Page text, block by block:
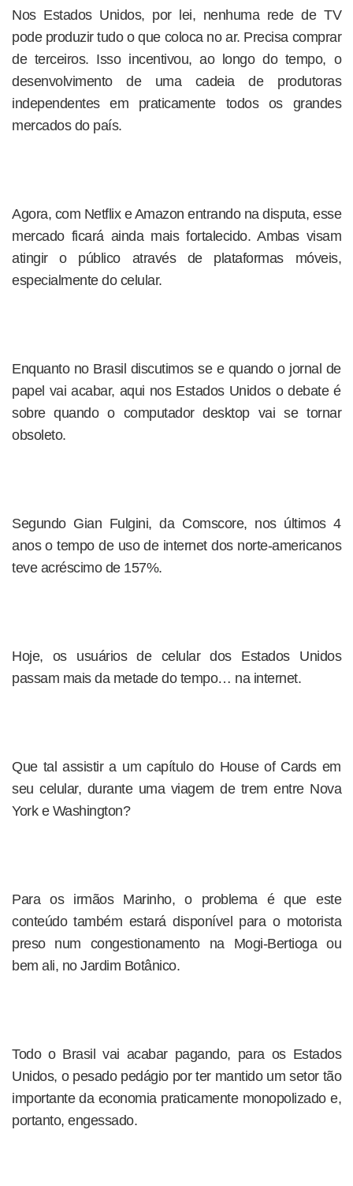
Nos Estados Unidos, por lei, nenhuma rede de TV
pode produzir tudo o que coloca no ar. Precisa comprar
de terceiros. Isso incentivou, ao longo do tempo, o
desenvolvimento de uma cadeia de produtoras
independentes em praticamente todos os grandes
mercados do país.
Agora, com Netflix e Amazon entrando na disputa, esse
mercado ficará ainda mais fortalecido. Ambas visam
atingir o público através de plataformas móveis,
especialmente do celular.
Enquanto no Brasil discutimos se e quando o jornal de
papel vai acabar, aqui nos Estados Unidos o debate é
sobre quando o computador desktop vai se tornar
obsoleto.
Segundo Gian Fulgini, da Comscore, nos últimos 4
anos o tempo de uso de internet dos norte-americanos
teve acréscimo de 157%.
Hoje, os usuários de celular dos Estados Unidos
passam mais da metade do tempo… na internet.
Que tal assistir a um capítulo do House of Cards em
seu celular, durante uma viagem de trem entre Nova
York e Washington?
Para os irmãos Marinho, o problema é que este
conteúdo também estará disponível para o motorista
preso num congestionamento na Mogi-Bertioga ou
bem ali, no Jardim Botânico.
Todo o Brasil vai acabar pagando, para os Estados
Unidos, o pesado pedágio por ter mantido um setor tão
importante da economia praticamente monopolizado e,
portanto, engessado.